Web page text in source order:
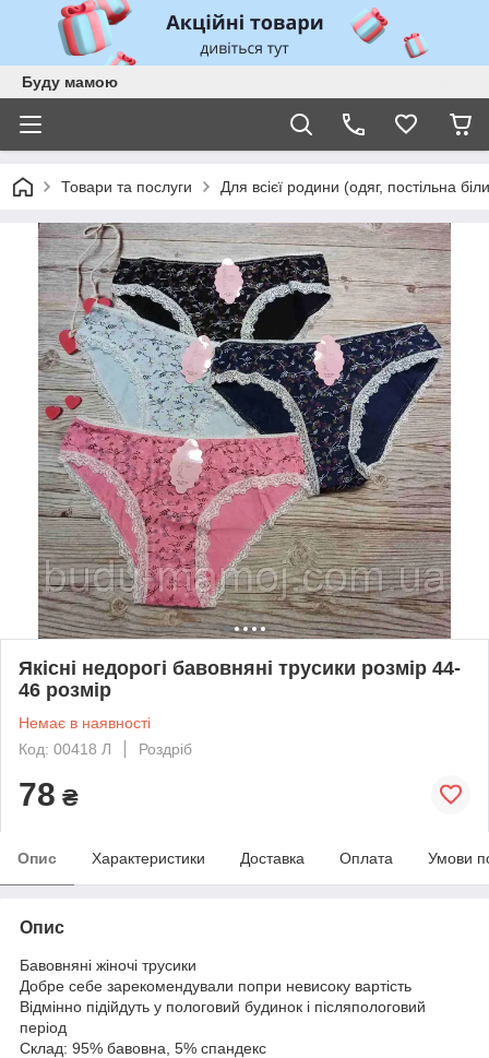
Буду мамою
Товари та послуги Для всієї родини (одяг, постільна
Якісні недорогі бавовняні трусики розмір 44-
46 розмір
Немає в наявності
Код: 00418 Л
Роздріб
78 ₴
Опис Характеристики Доставка Оплата Умови
Опис
Бавовняні жіночі трусики
Добре себе зарекомендували попри невисоку вартість
Відмінно підійдуть у пологовий будинок і післяпологовий
період
Склад: 95% бавовна, 5% спандекс